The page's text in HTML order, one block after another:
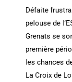
Défaite
pelouse de
Grenats se
première
les chances
La Croix de